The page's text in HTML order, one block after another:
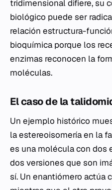
tridimensional difiere, su
biológico puede ser
relación estructura-
bioquímica porque los
enzimas reconocen la
moléculas.
El caso de la
Un ejemplo histórico
la estereoisomería en la
es una molécula con dos
dos versiones que son
sí. Un enantiómero actúa